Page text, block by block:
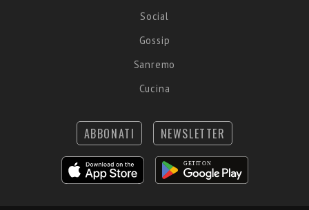
Social
Gossip
Sanremo
Cucina
ABBONATI NEWSLETTER